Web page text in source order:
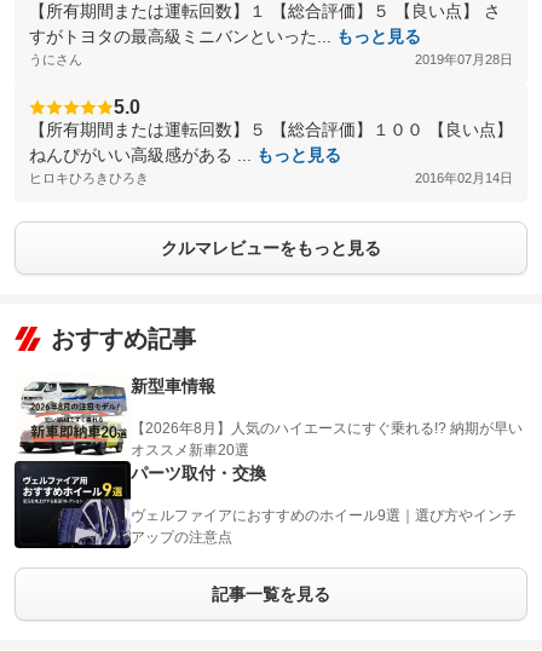
【所有期間または運転回数】１ 【総合評価】５ 【良い点】 さ
すがトヨタの最高級ミニバンといった...
もっと見る
うにさん 2019年07月28日
5.0
【所有期間または運転回数】５ 【総合評価】１００ 【良い点】
ねんぴがいい高級感がある ...
もっと見る
ヒロキひろきひろき 2016年02月14日
クルマレビューをもっと見る
おすすめ記事
新型車情報
【2026年8月】人気のハイエースにすぐ乗れる!? 納期が早い
オススメ新車20選
パーツ取付・交換
ヴェルファイアにおすすめのホイール9選｜選び方やインチ
アップの注意点
記事一覧を見る